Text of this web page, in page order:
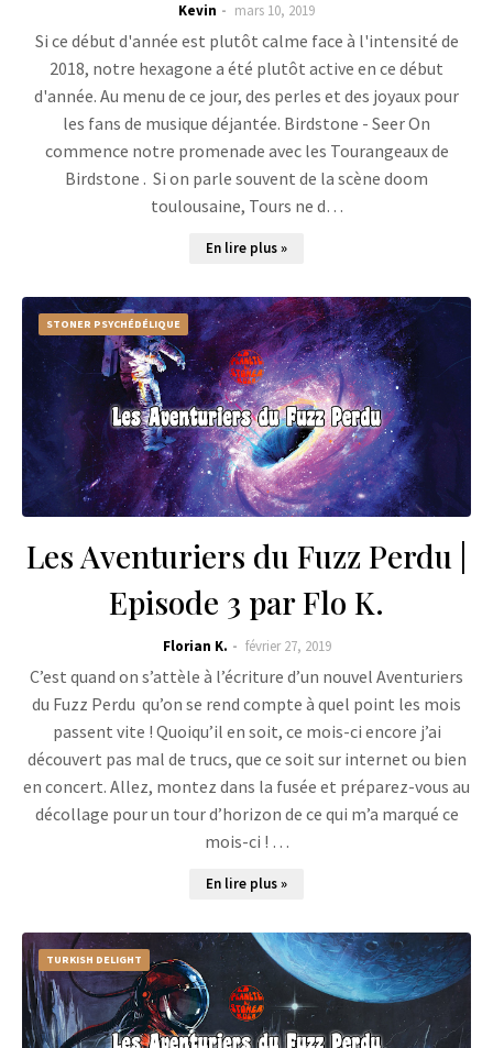
Kevin mars 10, 2019
Si ce début d'année est plutôt calme face à l'intensité de
2018, notre hexagone a été plutôt active en ce début
d'année. Au menu de ce jour, des perles et des joyaux pour
les fans de musique déjantée. Birdstone - Seer On
commence notre promenade avec les Tourangeaux de
Birdstone . Si on parle souvent de la scène doom
toulousaine, Tours ne d…
En lire plus »
STONER PSYCHÉDÉLIQUE
Les Aventuriers du Fuzz Perdu |
Episode 3 par Flo K.
Florian K. février 27, 2019
C’est quand on s’attèle à l’écriture d’un nouvel Aventuriers
du Fuzz Perdu qu’on se rend compte à quel point les mois
passent vite ! Quoiqu’il en soit, ce mois-ci encore j’ai
découvert pas mal de trucs, que ce soit sur internet ou bien
en concert. Allez, montez dans la fusée et préparez-vous au
décollage pour un tour d’horizon de ce qui m’a marqué ce
mois-ci ! …
En lire plus »
TURKISH DELIGHT